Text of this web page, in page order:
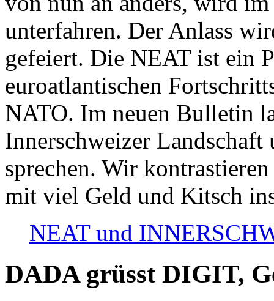
unterfahren. Der Anlass
gefeiert. Die NEAT ist ein
euroatlantischen
NATO. Im neuen Bulletin
Innerschweizer
sprechen. Wir
mit viel Geld und Kitsch
NEAT und
DADA grüsst DIGIT,